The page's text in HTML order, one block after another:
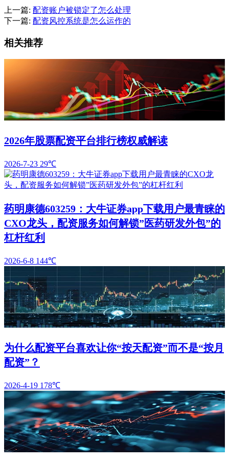
上一篇: 配资账户被锁定了怎么处理
下一篇: 配资风控系统是怎么运作的
相关推荐
2026年股票配资平台排行榜权威解读
2026-7-23 29℃
药明康德603259：大牛证券app下载用户最青睐的
CXO龙头，配资服务如何解锁”医药研发外包”的
杠杆红利
2026-6-8 144℃
为什么配资平台喜欢让你“按天配资”而不是“按月
配资”？
2026-4-19 178℃